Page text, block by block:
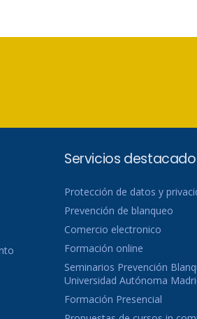
Servicios
Protección de datos y
Prevención de blanqueo
Comercio electronico
Formación online
Seminarios Prevención
Universidad Autónoma
Formación Presencial